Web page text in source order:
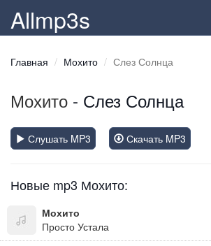
Allmp3s
Главная Мохито Слез Солнца
Мохито - Слез Солнца
Слушать MP3 Скачать MP3
Новые mp3 Мохито:
Мохито
Просто Устала